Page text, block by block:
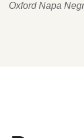
Oxford Napa